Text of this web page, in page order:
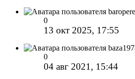
0
13 окт 2025, 17:55
0
04 авг 2021, 15:44